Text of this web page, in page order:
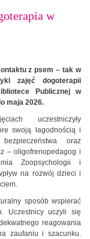
w
z psem – tak w
zajęć dogoterapii
Publicznej w
maja 2026.
uczestniczyły
swoją łagodnością i
oraz
– oligofrenopedagog i
Zoopsychologii i
na rozwój dzieci i
sposób wspierać
Uczestnicy uczyli się
reagowania
zaufaniu i szacunku.